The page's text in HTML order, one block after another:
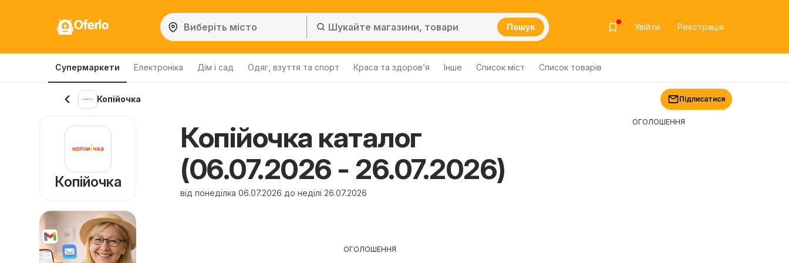
Oferlo Пошук Увійти Реєстрація
Супермаркети Електроніка Дім і сад Одяг, взуття та спорт Краса та здоров’я Інше Cписок міст Список товарів
Копійочка Підписатися
Копійочка каталог
(06.07.2026 - 26.07.2026)
від понеділка 06.07.2026 до неділі 26.07.2026
ОГОЛОШЕННЯ
Копійочка
ОГОЛОШЕННЯ